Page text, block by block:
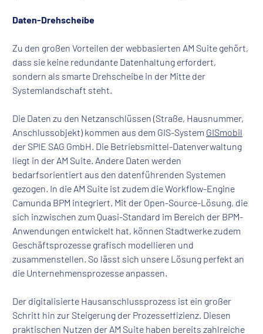
Daten-Drehscheibe
Zu den großen Vorteilen der webbasierten AM Suite gehört,
dass sie keine redundante Datenhaltung erfordert,
sondern als smarte Drehscheibe in der Mitte der
Systemlandschaft steht.
Die Daten zu den Netzanschlüssen (Straße, Hausnummer,
Anschlussobjekt) kommen aus dem GIS-System GISmobil
der SPIE SAG GmbH. Die Betriebsmittel-Datenverwaltung
liegt in der AM Suite. Andere Daten werden
bedarfsorientiert aus den datenführenden Systemen
gezogen. In die AM Suite ist zudem die Workflow-Engine
Camunda BPM integriert. Mit der Open-Source-Lösung, die
sich inzwischen zum Quasi-Standard im Bereich der BPM-
Anwendungen entwickelt hat, können Stadtwerke zudem
Geschäftsprozesse grafisch modellieren und
zusammenstellen. So lässt sich unsere Lösung perfekt an
die Unternehmensprozesse anpassen.
Der digitalisierte Hausanschlussprozess ist ein großer
Schritt hin zur Steigerung der Prozesseffizienz. Diesen
praktischen Nutzen der AM Suite haben bereits zahlreiche